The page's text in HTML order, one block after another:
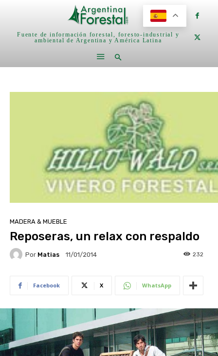
Fuente de información forestal, foresto-industrial y
ambiental de Argentina y América Latina
MADERA & MUEBLE
Reposeras, un relax con respaldo
Por Matias 11/01/2014 232
Facebook X WhatsApp